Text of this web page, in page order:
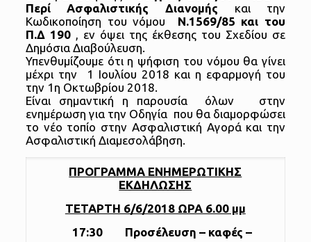
Περί Ασφαλιστικής Διανομής και την
Κωδικοποίηση του νόμου Ν.1569/85 και του
Π.Δ 190, εν όψει της έκθεσης του Σχεδίου σε
Δημόσια Διαβούλευση.
Υπενθυμίζουμε ότι η ψήφιση του νόμου θα γίνει
μέχρι την 1 Ιουλίου 2018 και η εφαρμογή του
την 1η Οκτωβρίου 2018.
Είναι σημαντική η παρουσία όλων στην
ενημέρωση για την Οδηγία που θα διαμορφώσει
το νέο τοπίο στην Ασφαλιστική Αγορά και την
Ασφαλιστική Διαμεσολάβηση.
ΠΡΟΓΡΑΜΜΑ ΕΝΗΜΕΡΩΤΙΚΗΣ
ΕΚΔΗΛΩΣΗΣ
ΤΕΤΑΡΤΗ 6/6/2018 ΩΡΑ 6.00 μμ
17:30 Προσέλευση – καφές –